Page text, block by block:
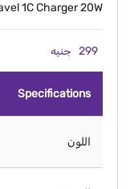
1C Charger 20W
299 جنيه
Specifications
اللون